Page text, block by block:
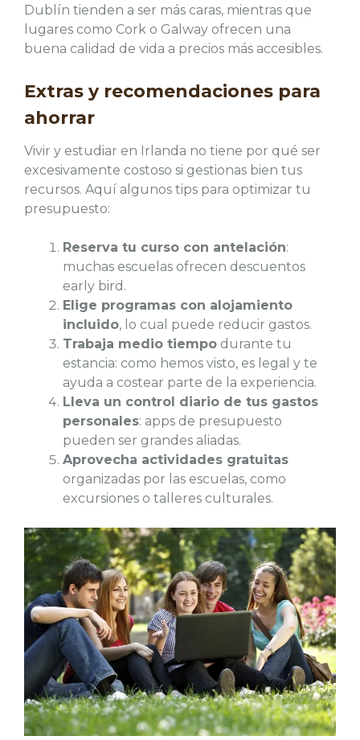
Dublín tienden a ser más caras, mientras que
lugares como Cork o Galway ofrecen una
buena calidad de vida a precios más accesibles.
Extras y recomendaciones para
ahorrar
Vivir y estudiar en Irlanda no tiene por qué ser
excesivamente costoso si gestionas bien tus
recursos. Aquí algunos tips para optimizar tu
presupuesto:
Reserva tu curso con antelación:
muchas escuelas ofrecen descuentos
early bird.
Elige programas con alojamiento
incluido, lo cual puede reducir gastos.
Trabaja medio tiempo durante tu
estancia: como hemos visto, es legal y te
ayuda a costear parte de la experiencia.
Lleva un control diario de tus gastos
personales: apps de presupuesto
pueden ser grandes aliadas.
Aprovecha actividades gratuitas
organizadas por las escuelas, como
excursiones o talleres culturales.